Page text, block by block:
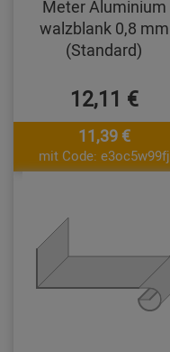
Meter Aluminium
walzblank 0,8 mm
(Standard)
12,11 €
11,39 €
mit Code: e3oc5w99fj